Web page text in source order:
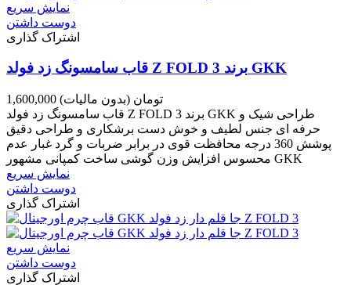
نمایش سریع
دوست داشتن
اشتراک گذاری
قاب سامسونگ زد فولد Z FOLD 3 برند GKK
1,600,000 تومان (بدون مالیات)
قاب سامسونگ زد فولد Z FOLD 3 برند GKK طراحی شیک و
حرفه ای جنس لطیف و خوش دست برشکاری و طراحی دقیق
پوشش 360 درجه محافظت قوی در برابر ضربات و گرد غبار عدم
محسوس افزایش وزن گوشی ساخت کمپانی مشهور GKK
نمایش سریع
دوست داشتن
اشتراک گذاری
نمایش سریع
دوست داشتن
اشتراک گذاری